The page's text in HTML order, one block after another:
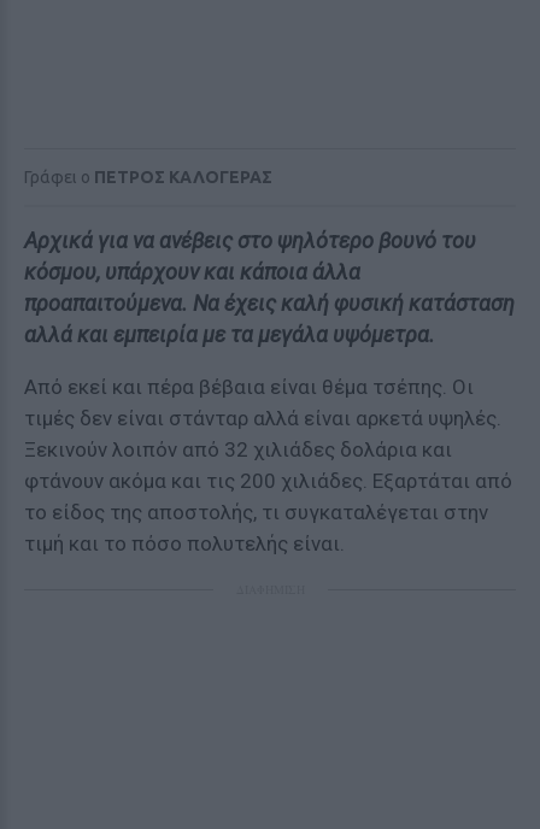
Γράφει ο ΠΕΤΡΟΣ ΚΑΛΟΓΕΡΑΣ
Αρχικά για να ανέβεις στο ψηλότερο βουνό του
κόσμου, υπάρχουν και κάποια άλλα
προαπαιτούμενα. Να έχεις καλή φυσική κατάσταση
αλλά και εμπειρία με τα μεγάλα υψόμετρα.
Από εκεί και πέρα βέβαια είναι θέμα τσέπης. Οι
τιμές δεν είναι στάνταρ αλλά είναι αρκετά υψηλές.
Ξεκινούν λοιπόν από 32 χιλιάδες δολάρια και
φτάνουν ακόμα και τις 200 χιλιάδες. Εξαρτάται από
το είδος της αποστολής, τι συγκαταλέγεται στην
τιμή και το πόσο πολυτελής είναι.